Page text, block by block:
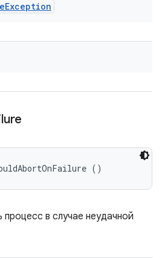
Exception
()
в случае неудачной